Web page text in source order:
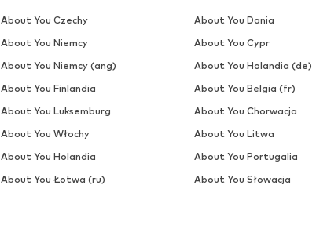
About You Czechy About You Dania
About You Niemcy About You Cypr
About You Niemcy (ang) About You Holandia (de)
About You Finlandia About You Belgia (fr)
About You Luksemburg About You Chorwacja
About You Włochy About You Litwa
About You Holandia About You Portugalia
About You Łotwa (ru) About You Słowacja